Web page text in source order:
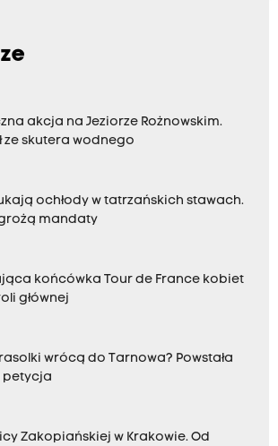
akcja na Jeziorze Rożnowskim.
ze skutera wodnego
ochłody w tatrzańskich stawach.
mandaty
końcówka Tour de France kobiet
głównej
wrócą do Tarnowa? Powstała
petycja
Zakopiańskiej w Krakowie. Od